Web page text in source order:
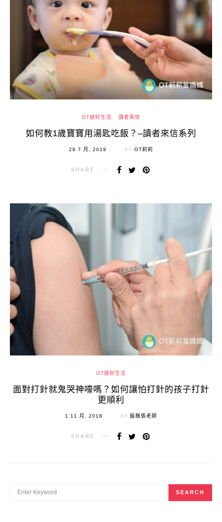
OT過好生活 讀者來信
如何教1歲寶寶用湯匙吃飯？–讀者來信系列
POSTED
29 7 月, 2019 BY OT莉莉
SHARE
OT過好生活
面對打針就鬼哭神嚎嗎？如何讓怕打針的孩子打針
更順利
POSTED
1 11 月, 2018 BY 鬍鬚張老師
SHARE
SEARCH